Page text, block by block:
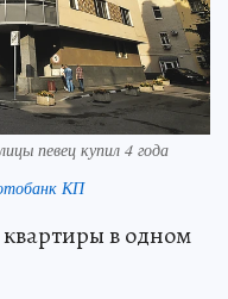
певец купил 4 года
КП
квартиры в одном